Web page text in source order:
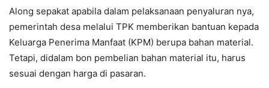
Along sepakat apabila dalam pelaksanaan penyaluran nya,
pemerintah desa melalui TPK memberikan bantuan kepada
Keluarga Penerima Manfaat (KPM) berupa bahan material.
Tetapi, didalam bon pembelian bahan material itu, harus
sesuai dengan harga di pasaran.